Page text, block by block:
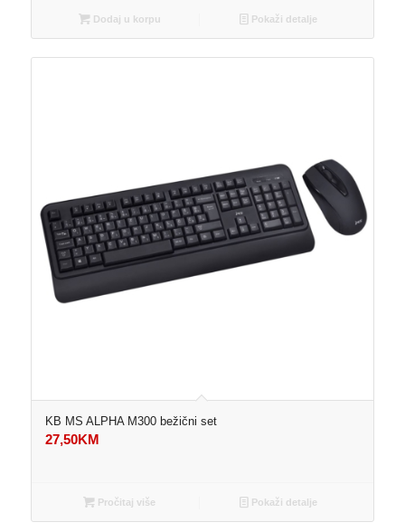
Dodaj u korpu Pokaži detalje
KB MS ALPHA M300 bežični set
27,50KM
Pročitaj više Pokaži detalje